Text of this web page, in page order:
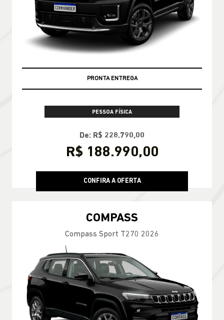
PRONTA ENTREGA
PESSOA FÍSICA
De: R$ 228.790,00
R$ 188.990,00
CONFIRA A OFERTA
COMPASS
Compass Sport T270 2026